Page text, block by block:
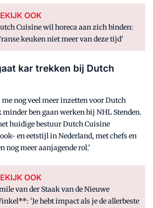
OOK
Cuisine wil horeca aan zich binden:
keuken niet meer van deze tijd'
kar trekken bij Dutch
nog veel meer inzetten voor Dutch
ben gaan werken bij NHL Stenden.
huidige bestuur Dutch Cuisine
en eetstijl in Nederland, met chefs en
nog meer aanjagende rol.'
OOK
van der Staak van de Nieuwe
'Je hebt impact als je de allerbeste